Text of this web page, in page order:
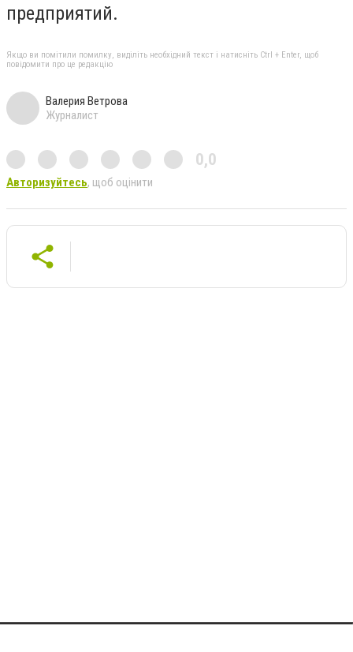
предприятий.
Якщо ви помітили помилку, виділіть необхідний текст і натисніть Ctrl + Enter, щоб
повідомити про це редакцію
Валерия Ветрова
Журналист
0,0
Авторизуйтесь, щоб оцінити